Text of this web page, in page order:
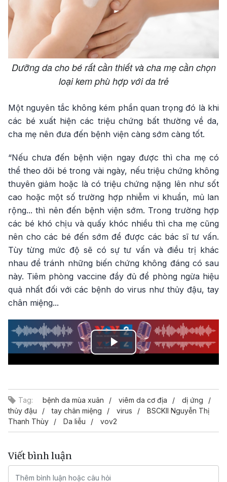
Dưỡng da cho bé rất cần thiết và cha mẹ cần chọn
loại kem phù hợp với da trẻ
Một nguyên tắc không kém phần quan trọng đó là khi
các bé xuất hiện các triệu chứng bất thường về da,
cha mẹ nên đưa đến bệnh viện càng sớm càng tốt.
“Nếu chưa đến bệnh viện ngay được thì cha mẹ có
thể theo dõi bé trong vài ngày, nếu triệu chứng không
thuyên giảm hoặc là có triệu chứng nặng lên như sốt
cao hoặc một số trường hợp nhiễm vi khuẩn, mủ lan
rộng... thì nên đến bệnh viện sớm. Trong trường hợp
các bé khó chịu và quấy khóc nhiều thì cha mẹ cũng
nên cho các bé đến sớm để được các bác sĩ tư vấn.
Tùy từng mức độ sẽ có sự tư vấn và điều trị khác
nhau để tránh những biến chứng không đáng có sau
này. Tiêm phòng vaccine đầy đủ để phòng ngừa hiệu
quả nhất đối với các bệnh do virus như thủy đậu, tay
chân miệng...
Play
Tag: bệnh da mùa xuân viêm da cơ địa
dị ứng
thủy đậu
tay chân miệng virus
BSCKII Nguyễn Thị
Thanh Thùy
Da liễu vov2
Viết bình luận